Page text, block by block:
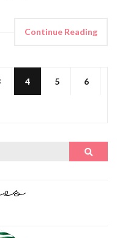
Continue Reading
4 5 6